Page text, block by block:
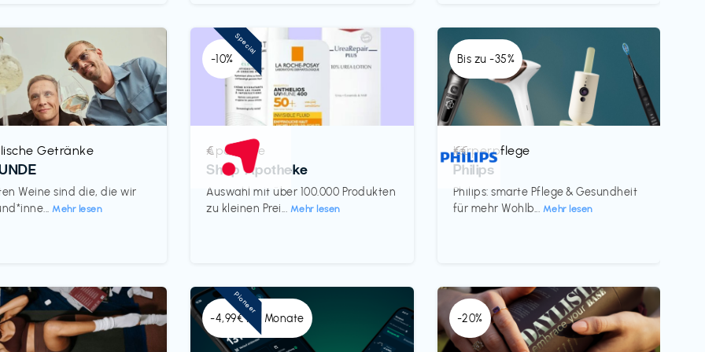
Getränke
Weine sind die, die wir
Mehr lesen
-10%
Apotheke
Shop Apotheke
Auswahl mit über 100.000 Produkten
zu kleinen Prei... Mehr lesen
€‎
Special
Bis zu -35%
Körperpflege
Philips
Philips: smarte Pflege & Gesundheit
für mehr Wohlb... Mehr lesen
€€‎
-4,99€ x 6 Monate
Pioneer
-20%